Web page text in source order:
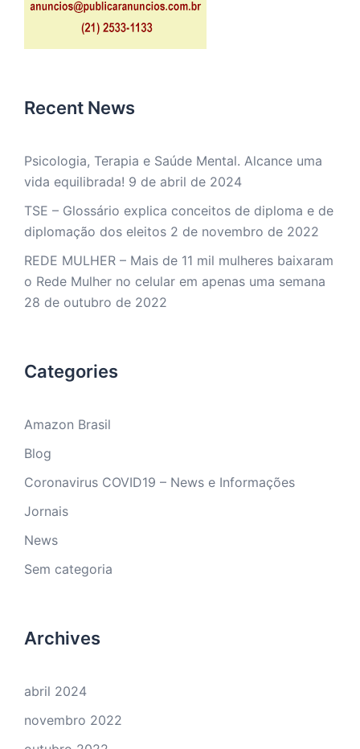
Recent News
Psicologia, Terapia e Saúde Mental. Alcance uma
vida equilibrada! 9 de abril de 2024
TSE – Glossário explica conceitos de diploma e de
diplomação dos eleitos 2 de novembro de 2022
REDE MULHER – Mais de 11 mil mulheres baixaram
o Rede Mulher no celular em apenas uma semana
28 de outubro de 2022
Categories
Amazon Brasil
Blog
Coronavirus COVID19 – News e Informações
Jornais
News
Sem categoria
Archives
abril 2024
novembro 2022